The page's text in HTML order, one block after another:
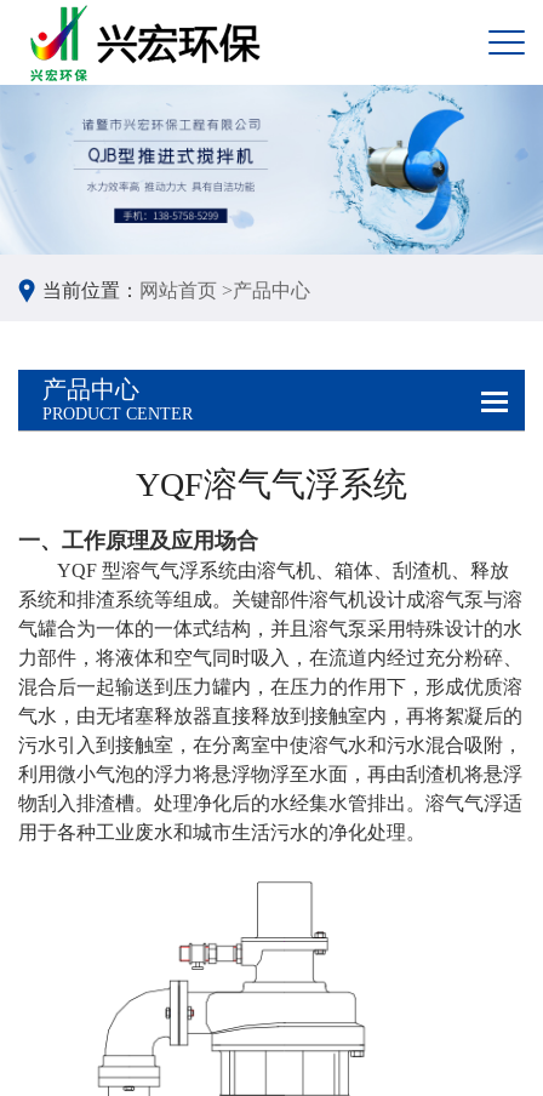
当前位置： 网站首页 >产品中心
产品中心
PRODUCT CENTER
YQF溶气气浮系统
一、工作原理及应用场合
YQF 型溶气气浮系统由溶气机、箱体、刮渣机、释放
系统和排渣系统等组成。关键部件溶气机设计成溶气泵与溶
气罐合为一体的一体式结构，并且溶气泵采用特殊设计的水
力部件，将液体和空气同时吸入，在流道内经过充分粉碎、
混合后一起输送到压力罐内，在压力的作用下，形成优质溶
气水，由无堵塞释放器直接释放到接触室内，再将絮凝后的
污水引入到接触室，在分离室中使溶气水和污水混合吸附，
利用微小气泡的浮力将悬浮物浮至水面，再由刮渣机将悬浮
物刮入排渣槽。处理净化后的水经集水管排出。溶气气浮适
用于各种工业废水和城市生活污水的净化处理。